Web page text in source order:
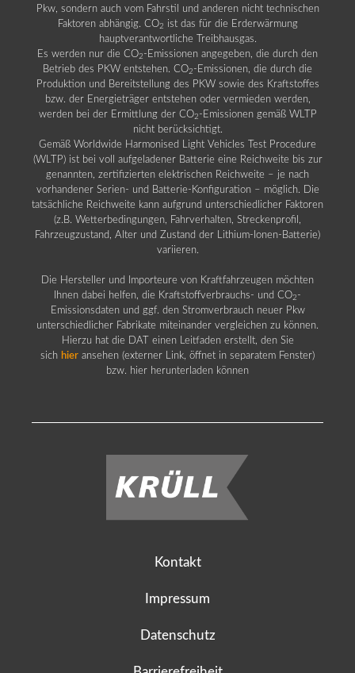
Pkw, sondern auch vom Fahrstil und anderen nicht technischen
Faktoren abhängig. CO2 ist das für die Erderwärmung
hauptverantwortliche Treibhausgas.
Es werden nur die CO2 -Emissionen angegeben, die durch den
Betrieb des PKW entstehen. CO2 -Emissionen, die durch die
Produktion und Bereitstellung des PKW sowie des Kraftstoffes
bzw. der Energieträger entstehen oder vermieden werden,
werden bei der Ermittlung der CO2 -Emissionen gemäß WLTP
nicht berücksichtigt.
Gemäß Worldwide Harmonised Light Vehicles Test Procedure
(WLTP) ist bei voll aufgeladener Batterie eine Reichweite bis zur
genannten, zertifizierten elektrischen Reichweite – je nach
vorhandener Serien- und Batterie-Konfiguration – möglich. Die
tatsächliche Reichweite kann aufgrund unterschiedlicher Faktoren
(z.B. Wetterbedingungen, Fahrverhalten, Streckenprofil,
Fahrzeugzustand, Alter und Zustand der Lithium-Ionen-Batterie)
variieren.
Die Hersteller und Importeure von Kraftfahrzeugen möchten
Ihnen dabei helfen, die Kraftstoffverbrauchs- und CO2 -
Emissionsdaten und ggf. den Stromverbrauch neuer Pkw
unterschiedlicher Fabrikate miteinander vergleichen zu können.
Hierzu hat die DAT einen Leitfaden erstellt, den Sie
sich hier ansehen (externer Link, öffnet in separatem Fenster)
bzw. hier herunterladen können
Kontakt
Impressum
Datenschutz